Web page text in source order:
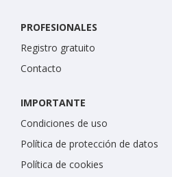
PROFESIONALES
Registro gratuito
Contacto
IMPORTANTE
Condiciones de uso
Política de protección de datos
Política de cookies